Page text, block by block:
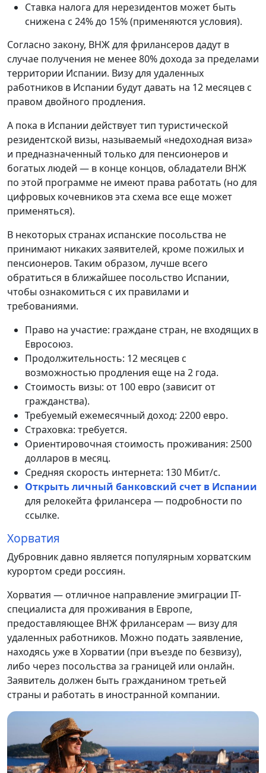
Ставка налога для нерезидентов может быть
снижена с 24% до 15% (применяются условия).
Согласно закону, ВНЖ для фрилансеров дадут в
случае получения не менее 80% дохода за пределами
территории Испании. Визу для удаленных
работников в Испании будут давать на 12 месяцев с
правом двойного продления.
А пока в Испании действует тип туристической
резидентской визы, называемый «недоходная виза»
и предназначенный только для пенсионеров и
богатых людей — в конце концов, обладатели ВНЖ
по этой программе не имеют права работать (но для
цифровых кочевников эта схема все еще может
применяться).
В некоторых странах испанские посольства не
принимают никаких заявителей, кроме пожилых и
пенсионеров. Таким образом, лучше всего
обратиться в ближайшее посольство Испании,
чтобы ознакомиться с их правилами и
требованиями.
Право на участие: граждане стран, не входящих в
Евросоюз.
Продолжительность: 12 месяцев с
возможностью продления еще на 2 года.
Стоимость визы: от 100 евро (зависит от
гражданства).
Требуемый ежемесячный доход: 2200 евро.
Страховка: требуется.
Ориентировочная стоимость проживания: 2500
долларов в месяц.
Средняя скорость интернета: 130 Мбит/с.
Открыть личный банковский счет в Испании
для релокейта фрилансера — подробности по
ссылке.
Хорватия
Дубровник давно является популярным хорватским
курортом среди россиян.
Хорватия — отличное направление эмиграции IT-
специалиста для проживания в Европе,
предоставляющее ВНЖ фрилансерам — визу для
удаленных работников. Можно подать заявление,
находясь уже в Хорватии (при въезде по безвизу),
либо через посольства за границей или онлайн.
Заявитель должен быть гражданином третьей
страны и работать в иностранной компании.